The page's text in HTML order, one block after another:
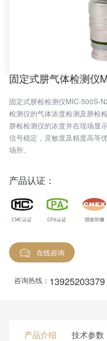
固定式肼气体检测仪
固定式肼检检测仪MIC-500S-
检测仪的气体浓度检测及肼检
肼检检测仪的浓度并在现场显
信号稳定，灵敏度及精度高等
场所。
产品认证：
在线咨询
咨询热线： 13925203379
产品介绍 技术参数